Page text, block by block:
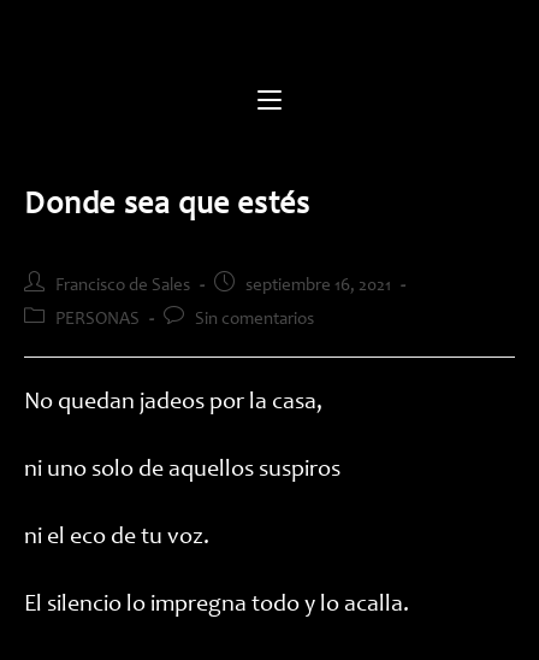
Donde sea que estés
Autor
de
entrada:
Francisco de Sales
Publicación
entrada:
septiembre 16, 2021
Categoría
entrada:
PERSONAS
Comentarios
entrada:
Sin comentarios
No quedan jadeos por la casa,
ni uno solo de aquellos suspiros
ni el eco de tu voz.
El silencio lo impregna todo y lo acalla.